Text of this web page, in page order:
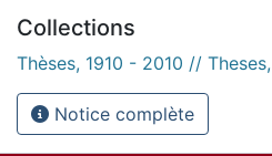
Collections
Thèses, 1910 - 2010 //
Notice complète